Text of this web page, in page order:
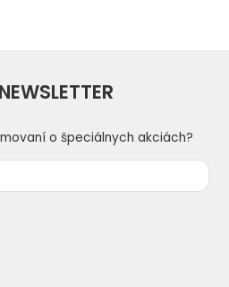
NEWSLETTER
o špeciálnych akciách?